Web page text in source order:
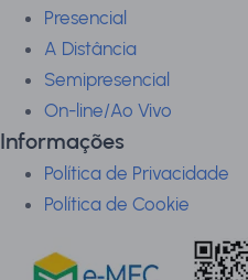
Presencial
A Distância
Semipresencial
On-line/Ao Vivo
Informações
Política de Privacidade
Política de Cookie